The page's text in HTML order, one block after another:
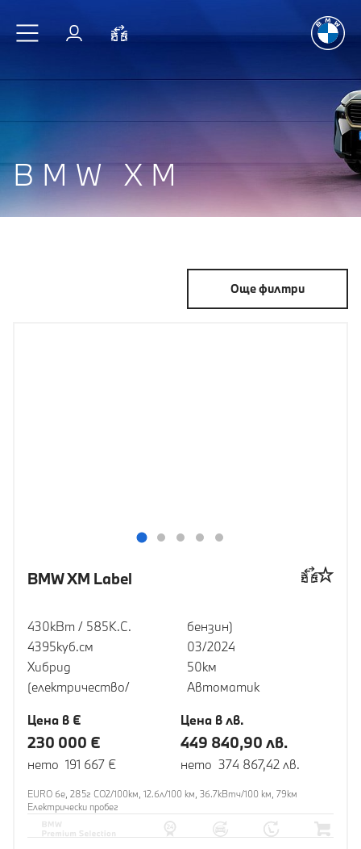
Вход
Cравнете
BMW XM
Още филтри
BMW XM Label
430кВт / 585К.С.
4395куб.cм
Хибрид
(електричество/
бензин)
03/2024
50км
Автоматик
Цена в €
230 000 €
нето 191 667 €
Цена в лв.
449 840,90 лв.
нето 374 867,42 лв.
EURO 6e, 285г CO2/100км, 12.6л/100 км, 36.7кВтч/100 км, 79км
Eлектрически пробег